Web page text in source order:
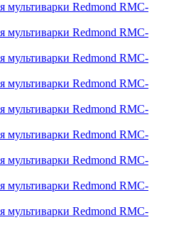
мультиварки Redmond RMC-
мультиварки Redmond RMC-
мультиварки Redmond RMC-
мультиварки Redmond RMC-
мультиварки Redmond RMC-
мультиварки Redmond RMC-
мультиварки Redmond RMC-
мультиварки Redmond RMC-
мультиварки Redmond RMC-